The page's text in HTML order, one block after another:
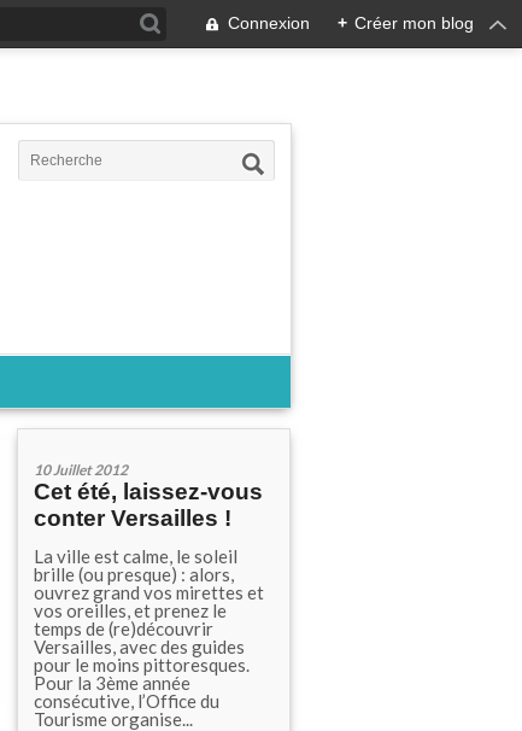
Connexion + Créer mon blog
10 Juillet 2012
Cet été, laissez-vous
conter Versailles !
La ville est calme, le soleil
brille (ou presque) : alors,
ouvrez grand vos mirettes et
vos oreilles, et prenez le
temps de (re)découvrir
Versailles, avec des guides
pour le moins pittoresques.
Pour la 3ème année
consécutive, l’Office du
Tourisme organise...